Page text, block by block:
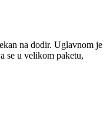
na dodir. Uglavnom je
se u velikom paketu,